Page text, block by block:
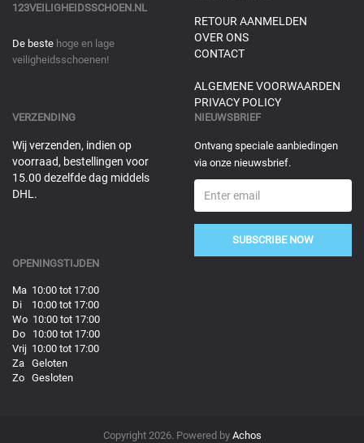
123VEILIGHEIDSSCHOEN.NL
De beste hoge en lage
veiligheidsschoenen!
RETOUR AANMELDEN
OVER ONS
CONTACT
ALGEMENE VOORWAARDEN
PRIVACY POLICY
VERZENDING
Wij verzenden, indien op
voorraad, bestellingen voor
15.00 dezelfde dag middels
DHL.
NIEUWSBRIEF
Ontvang speciale aanbiedingen
via onze nieuwsbrief.
SUBSCRIBE NOW
OPENINGSTIJDEN
Ma 10:00 tot 17:00
Di 10:00 tot 17:00
Wo 10:00 tot 17:00
Do 10:00 tot 17:00
Vrij 10:00 tot 17:00
Za Geloten
Zo Gesloten
Copyright 2026. Powered by Achos